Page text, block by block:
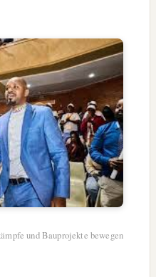
und Bauprojekte bewegen